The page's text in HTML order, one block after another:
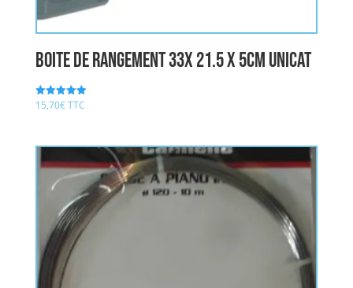
boite de rangement 33x 21.5 x 5cm UNICAT
Note
15,70€TTC